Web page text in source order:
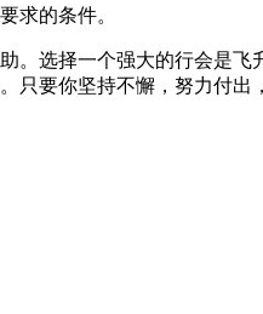
求的条件。
。选择一个强大的行会是
只要你坚持不懈，努力付